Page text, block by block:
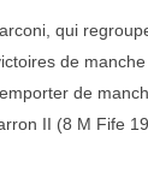
qui
de manche
de
II (8 M Fife